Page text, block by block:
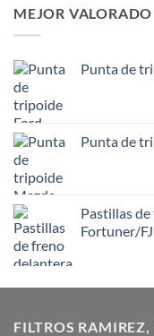
MEJOR VALORADO
Punta de
Punta de
Pastillas
Fortuner/FJ
FILTROS RAMIREZ,